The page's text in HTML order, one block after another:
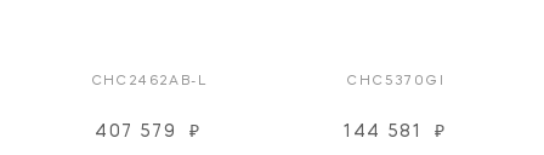
CHC2462AB-L
407 579 ₽
CHC5370GI
144 581 ₽